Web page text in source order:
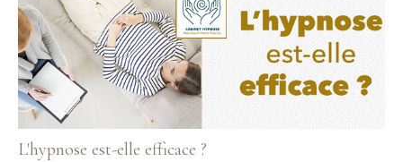
L'hypnose est-elle efficace ?